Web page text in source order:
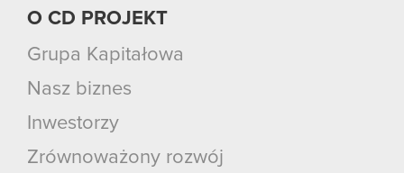
O CD PROJEKT
Grupa Kapitałowa
Nasz biznes
Inwestorzy
Zrównoważony rozwój